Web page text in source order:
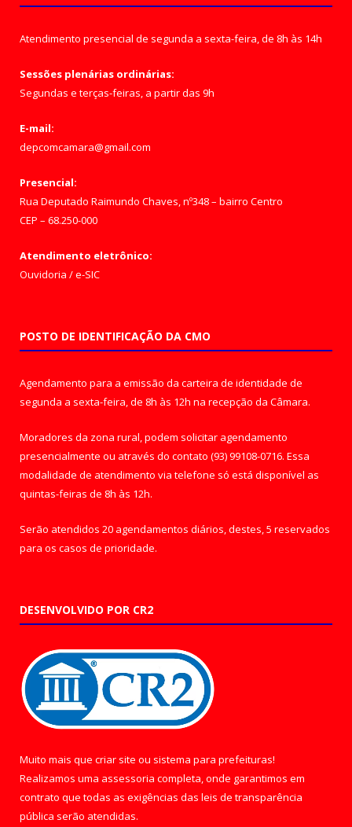
Atendimento presencial de segunda a sexta-feira, de 8h às 14h
Sessões plenárias ordinárias:
Segundas e terças-feiras, a partir das 9h
E-mail:
depcomcamara@gmail.com
Presencial:
Rua Deputado Raimundo Chaves, nº348 – bairro Centro
CEP – 68.250-000
Atendimento eletrônico:
Ouvidoria /e-SIC
POSTO DE IDENTIFICAÇÃO DA CMO
Agendamento para a emissão da carteira de identidade de
segunda a sexta-feira, de 8h às 12h na recepção da Câmara.
Moradores da zona rural, podem solicitar agendamento
presencialmente ou através do contato (93) 99108-0716. Essa
modalidade de atendimento via telefone só está disponível as
quintas-feiras de 8h às 12h.
Serão atendidos 20 agendamentos diários, destes, 5 reservados
para os casos de prioridade.
DESENVOLVIDO POR CR2
Muito mais que criar site ou sistema para prefeituras!
Realizamos uma assessoria completa, onde garantimos em
contrato que todas as exigências das leis de transparência
pública serão atendidas.